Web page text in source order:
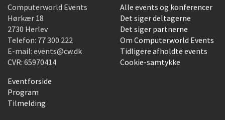
Computerworld Events
Hørkær 18
2730 Herlev
Telefon: 77 300 222
E-mail: events@cw.dk
CVR: 65970414
Alle events og konferencer
Det siger deltagerne
Det siger partnerne
Om Computerworld Events
Tidligere afholdte events
Cookie-samtykke
Eventforside
Program
Tilmelding